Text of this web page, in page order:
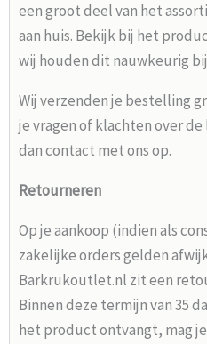
een groot deel van het
aan huis. Bekijk bij het
wij houden dit nauwkeurig
Wij verzenden je bestelling
je vragen of klachten over
dan contact met ons op.
Retourneren
Op je aankoop (indien als
zakelijke orders gelden
Barkrukoutlet.nl zit een
Binnen deze termijn van 35
het product ontvangt, mag